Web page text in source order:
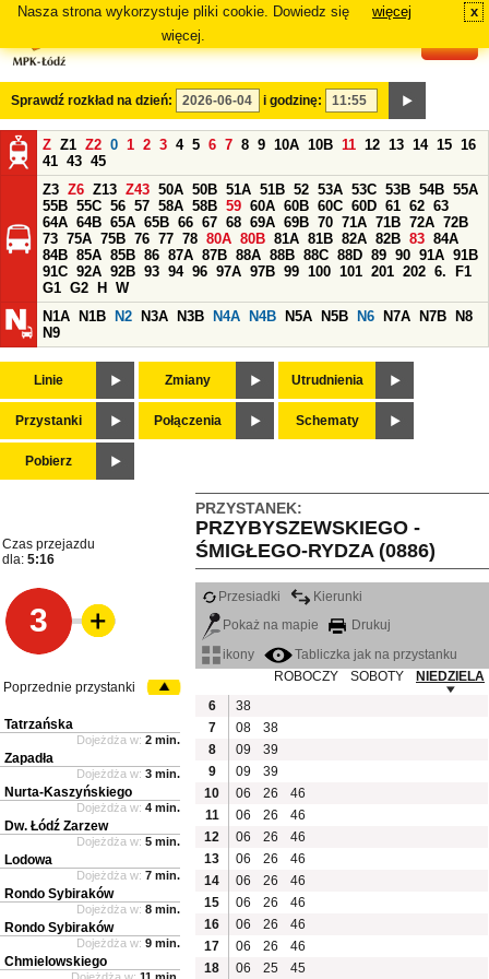
Nasza strona wykorzystuje pliki cookie. Dowiedz się
więcej.
więcej x
Sprawdź rozkład na dzień: i godzinę:
Z Z1 Z2 0 1 2 3 4 5 6 7 8 9 10A 10B 11 12 13 14 15 16
41 43 45
Z3 Z6 Z13 Z43 50A 50B 51A 51B 52 53A 53C 53B 54B 55A
55B 55C 56 57 58A 58B 59 60A 60B 60C 60D 61 62 63
64A 64B 65A 65B 66 67 68 69A 69B 70 71A 71B 72A 72B
73 75A 75B 76 77 78 80A 80B 81A 81B 82A 82B 83 84A
84B 85A 85B 86 87A 87B 88A 88B 88C 88D 89 90 91A 91B
91C 92A 92B 93 94 96 97A 97B 99 100 101 201 202 6.
F1
G1 G2 H
W
N1A
N1B N2 N3A N3B N4A N4B N5A N5B N6 N7A N7B
N8
N9
Linie Zmiany Utrudnienia
Przystanki Połączenia Schematy
Pobierz
PRZYSTANEK:
PRZYBYSZEWSKIEGO -
ŚMIGŁEGO-RYDZA (0886)
Czas przejazdu
dla: 5:16
3
Przesiadki
Kierunki
Pokaż na mapie
Drukuj
ikony
Tabliczka jak na przystanku
ROBOCZY
SOBOTY
NIEDZIELA
6
38
7
08
38
8
09
39
9
09
39
10
06 26
46
11
06 26
46
12
06 26
46
13
06 26
46
14
06 26
46
15
06 26
46
16
06 26
46
17
06 26
46
18
06 25 45
Poprzednie przystanki
Tatrzańska
Dojeżdża w: 2 min.
Zapadła
Dojeżdża w: 3 min.
Nurta-Kaszyńskiego
Dojeżdża w: 4 min.
Dw. Łódź Zarzew
Dojeżdża w: 5 min.
Lodowa
Dojeżdża w: 7 min.
Rondo Sybiraków
Dojeżdża w: 8 min.
Rondo Sybiraków
Dojeżdża w: 9 min.
Chmielowskiego